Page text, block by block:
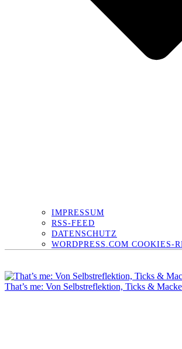
IMPRESSUM
RSS-FEED
DATENSCHUTZ
WORDPRESS.COM COOKIES-
That’s me: Von Selbstreflektion, Ticks &